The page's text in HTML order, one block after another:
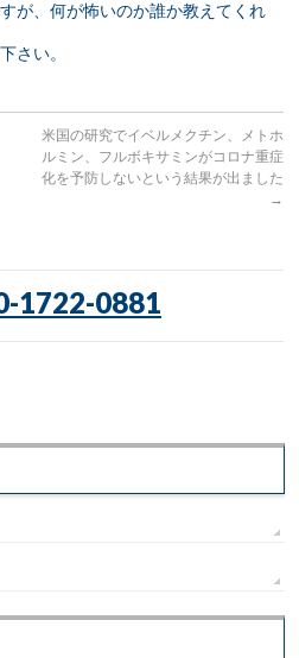
が、何が怖いのか誰か教えてくれ
さい。
米国の研究でイベルメクチン、メトホ
ルミン、フルボキサミンがコロナ重症
化を予防しないという結果が出ました
→
1722-0881